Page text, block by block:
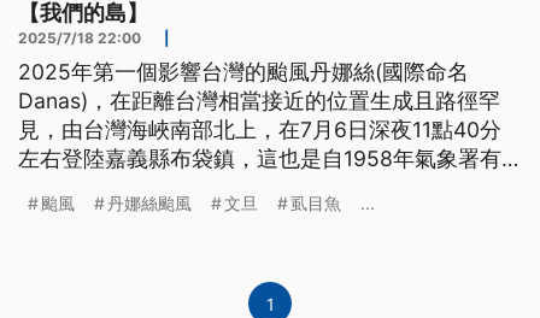
【我們的島】
2025/7/18 22:00
2025年第一個影響台灣的颱風丹娜絲(國際命名
Danas)，在距離台灣相當接近的位置生成且路徑罕
見，由台灣海峽南部北上，在7月6日深夜11點40分
左右登陸嘉義縣布袋鎮，這也是自1958年氣象署有
颱風 丹娜絲颱風 文旦 虱目魚 ...
1